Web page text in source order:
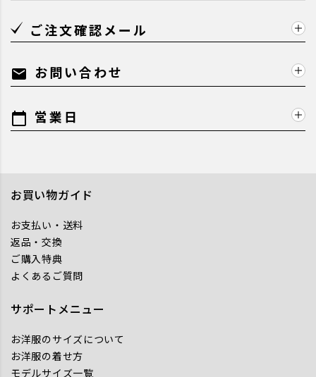
ご注文確認メール
mail お問い合わせ
calendar_today 営業日
お買い物ガイド
お支払い・送料
返品・交換
ご購入特典
よくあるご質問
サポートメニュー
お洋服のサイズについて
お洋服の着せ方
モデルサイズ一覧